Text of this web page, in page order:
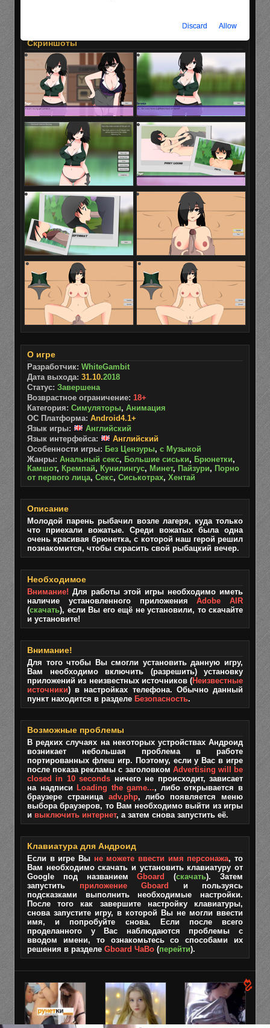
Скриншоты
О игре
Разработчик: WhiteGambit
Дата выхода: 31.10.2018
Статус: Завершена
Возврастное ограничение: 18+
Категория: Симуляторы, Анимация
ОС Платформа: Android4.1+
Язык игры:
Английский
Язык интерфейса:
Английский
Особенности игры: Без Цензуры, с Музыкой
Жанры: Анальный секс, Большие сиськи, Брюнетки,
Камшот, Кремпай, Кунилингус, Минет, Пайзури, Порно
от первого лица, Секс, Сиськотрах, Хентай
Описание
Молодой парень рыбачил возле лагеря, куда только
что приехали вожатые. Среди вожатых была одна
очень красивая брюнетка, с которой наш герой решил
познакомится, чтобы скрасить свой рыбацкий вечер.
Необходимое
Внимание! Для работы этой игры необходимо иметь
наличие установленного приложенияAdobe AIR
(скачать), если Вы его ещё не установили, то скачайте
и установите!
Внимание!
Для того чтобы Вы смогли установить данную игру,
Вам необходимо включить (разрешить) установку
приложений из неизвестных источников (Неизвестные
источники) в настройках телефона. Обычно данный
пункт находится в разделе Безопасность.
Возможные проблемы
В редких случаях на некоторых устройствах Андроид
возникает небольшая проблема в работе
портированных флеш игр. Поэтому, если у Вас в игре
после показа рекламы с заголовком Advertising will be
closed in 10 seconds ничего не происходит, зависает
на надписи Loading the game..., либо открывается в
браузере страница adv.php, либо появляется меню
выбора браузеров, то Вам необходимо выйти из игры
и выключить интернет, а затем снова запустить её.
Клавиатура для Андроид
Если в игре Вы не можете ввести имя персонажа, то
Вам необходимо скачать и установить клавиатуру от
Google под названиемGboard (скачать). Затем
запустить приложение Gboard
и пользуясь
подсказками выполнить необходимые настройки.
После того как завершите настройку клавиатуры,
снова запустите игру, в которой Вы не могли ввести
имя, и попробуйте снова. Если после всего
проделанного у Вас наблюдаются проблемы с
вводом имени, то ознакомьтесь со способами их
решения в разделе Gboard ЧаВо (перейти).
Discard Allow